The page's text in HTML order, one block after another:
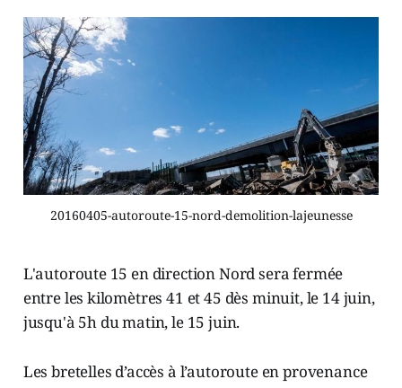
20160405-autoroute-15-nord-demolition-lajeunesse
L'autoroute 15 en direction Nord sera fermée
entre les kilomètres 41 et 45 dès minuit, le 14 juin,
jusqu'à 5h du matin, le 15 juin.
Les bretelles d’accès à l’autoroute en provenance